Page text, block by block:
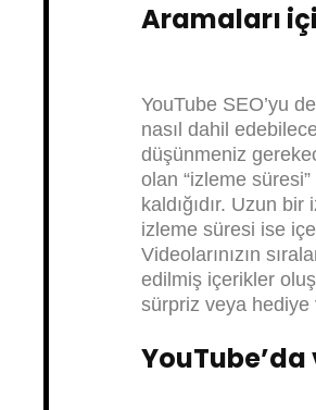
Aramaları
YouTube SEO’yu
nasıl dahil
düşünmeniz
olan “izleme
kaldığıdır. Uzun
izleme süresi ise
Videolarınızın
edilmiş içerikler
sürpriz veya